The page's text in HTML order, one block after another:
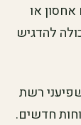
אחסון או
להדגיש
רשת
חדשים.